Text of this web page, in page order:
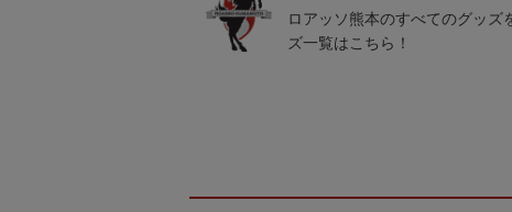
ロアッソ熊本のすべてのグッズ
ズ一覧はこちら！